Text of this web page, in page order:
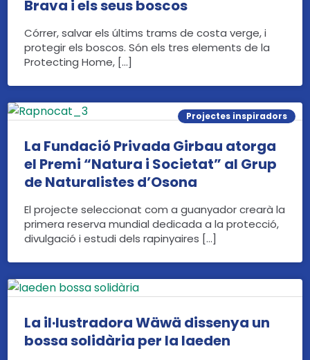
Brava i els seus boscos
Córrer, salvar els últims trams de costa verge, i
protegir els boscos. Són els tres elements de la
Protecting Home, […]
La Fundació Privada Girbau atorga
el Premi “Natura i Societat” al Grup
de Naturalistes d’Osona
Projectes inspiradors
El projecte seleccionat com a guanyador crearà la
primera reserva mundial dedicada a la protecció,
divulgació i estudi dels rapinyaires […]
La il·lustradora Wäwä dissenya un
bossa solidària per la Iaeden